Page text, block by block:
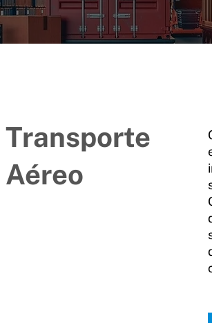
Transporte
Aéreo